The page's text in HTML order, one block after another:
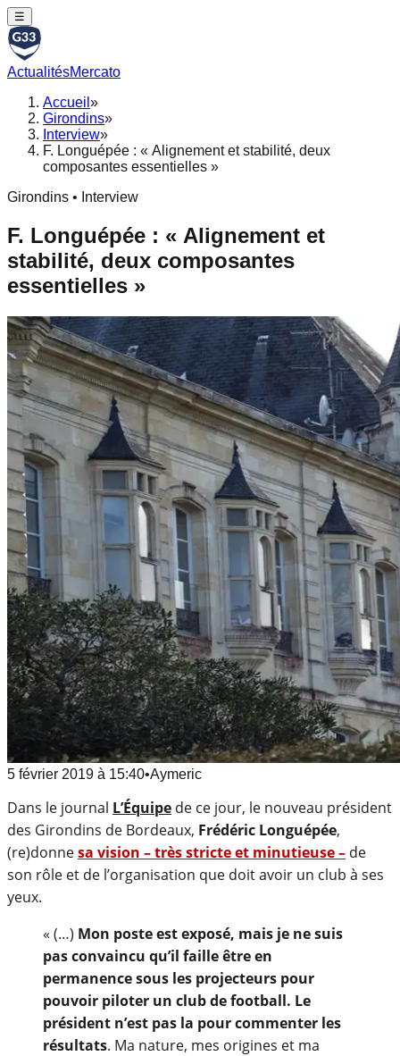
☰
ActualitésMercato
Accueil »
Girondins»
Interview»
F. Longuépée : « Alignement et stabilité, deux
composantes essentielles »
Girondins • Interview
F. Longuépée : « Alignement et
stabilité, deux composantes
essentielles »
5 février 2019 à 15:40•Aymeric
Dans le journal L’Équipe de ce jour, le nouveau président
des Girondins de Bordeaux, Frédéric Longuépée,
(re)donnesa vision – très stricte et minutieuse – de
son rôle et de l’organisation que doit avoir un club à ses
yeux.
« (…) Mon poste est exposé, mais je ne suis
pas convaincu qu’il faille être en
permanence sous les projecteurs pour
pouvoir piloter un club de football. Le
président n’est pas la pour commenter les
résultats. Ma nature, mes origines et ma